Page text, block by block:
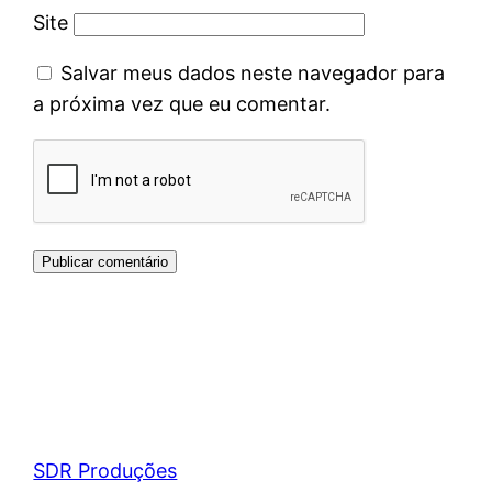
Site
Salvar meus dados neste navegador para
a próxima vez que eu comentar.
SDR Produções